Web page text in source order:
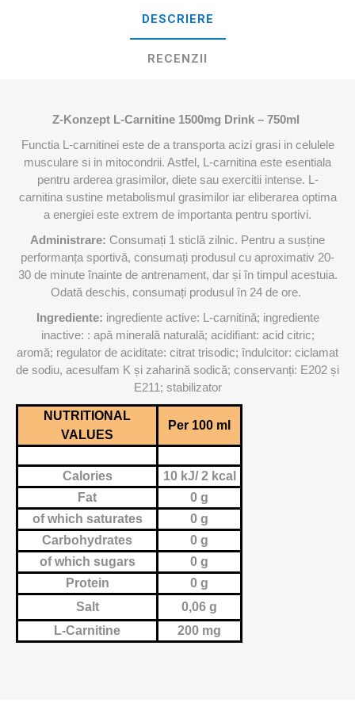
DESCRIERE
RECENZII
Z-Konzept L-Carnitine 1500mg Drink – 750ml
Functia L-carnitinei este de a transporta acizi grasi in celulele
musculare si in mitocondrii. Astfel, L-carnitina este esentiala
pentru arderea grasimilor, diete sau exercitii intense. L-
carnitina sustine metabolismul grasimilor iar eliberarea optima
a energiei este extrem de importanta pentru sportivi.
Administrare: Consumați 1 sticlă zilnic. Pentru a susține
performanța sportivă, consumați produsul cu aproximativ 20-
30 de minute înainte de antrenament, dar și în timpul acestuia.
Odată deschis, consumați produsul în 24 de ore.
Ingrediente: ingrediente active: L-carnitină; ingrediente
inactive: : apă minerală naturală; acidifiant: acid citric;
aromă; regulator de aciditate: citrat trisodic; îndulcitor: ciclamat
de sodiu, acesulfam K și zaharină sodică; conservanți: E202 și
E211; stabilizator
NUTRITIONAL
VALUES
Per 100 ml
Calories
10 kJ/ 2 kcal
Fat
0 g
of which saturates
0 g
Carbohydrates
0 g
of which sugars
0 g
Protein
0 g
Salt
0,06 g
L-Carnitine
200 mg